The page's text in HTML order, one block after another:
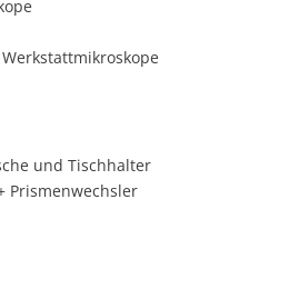
und Tischhalter
Prismenwechsler